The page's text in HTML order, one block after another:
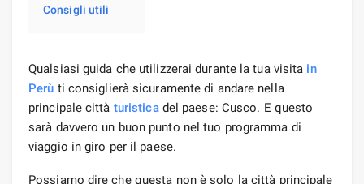
Consigli utili
Qualsiasi guida che utilizzerai durante la tua visita in
Perù ti consiglierà sicuramente di andare nella
principale città turisticadel paese: Cusco. E questo
sarà davvero un buon punto nel tuo programma di
viaggio in giro per il paese.
Possiamo dire che questa non è solo la città principale